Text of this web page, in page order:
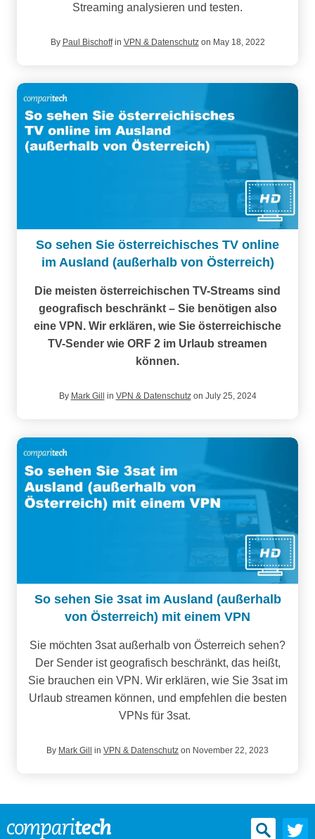
Streaming analysieren und testen.
By Paul Bischoffin VPN & Datenschutzon May 18, 2022
So sehen Sie österreichisches TV online
im Ausland (außerhalb von Österreich)
Die meisten österreichischen TV-Streams sind
geografisch beschränkt – Sie benötigen also
eine VPN. Wir erklären, wie Sie österreichische
TV-Sender wie ORF 2 im Urlaub streamen
können.
By Mark Gill in VPN & Datenschutzon July 25, 2024
So sehen Sie 3sat im Ausland (außerhalb
von Österreich) mit einem VPN
Sie möchten 3sat außerhalb von Österreich sehen?
Der Sender ist geografisch beschränkt, das heißt,
Sie brauchen ein VPN. Wir erklären, wie Sie 3sat im
Urlaub streamen können, und empfehlen die besten
VPNs für 3sat.
By Mark Gill in VPN & Datenschutz on November 22, 2023